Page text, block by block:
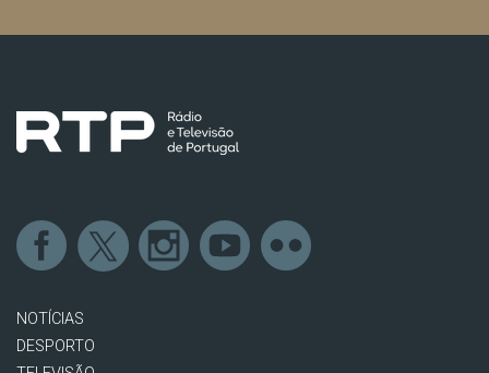
NOTÍCIAS
DESPORTO